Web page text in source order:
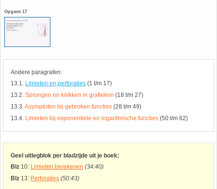
Opgave 17
Andere paragrafen:
13.1. Limieten en perforaties (1 t/m 17)
13.2. Sprongen en knikken in grafieken (18 t/m 27)
13.3. Asymptoten bij gebroken functies (28 t/m 49)
13.4. Limieten bij exponentiële en logaritmische functies (50 t/m 62)
Geel uitlegblok per bladzijde uit je boek:
Blz 10: Limieten berekenen (34:40)
Blz 13: Perforaties (50:43)
(Nog geen toetsen)
20. Oppervlakte cilinder
21. Oppervlakte cirkel
22. Oppervlakte driehoek
23. Oppervlakte kegel
24. Oppervlakte parallellogram